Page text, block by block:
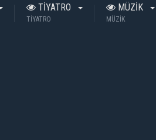
TİYATRO
TİYATRO
MÜZİK
MÜZİK